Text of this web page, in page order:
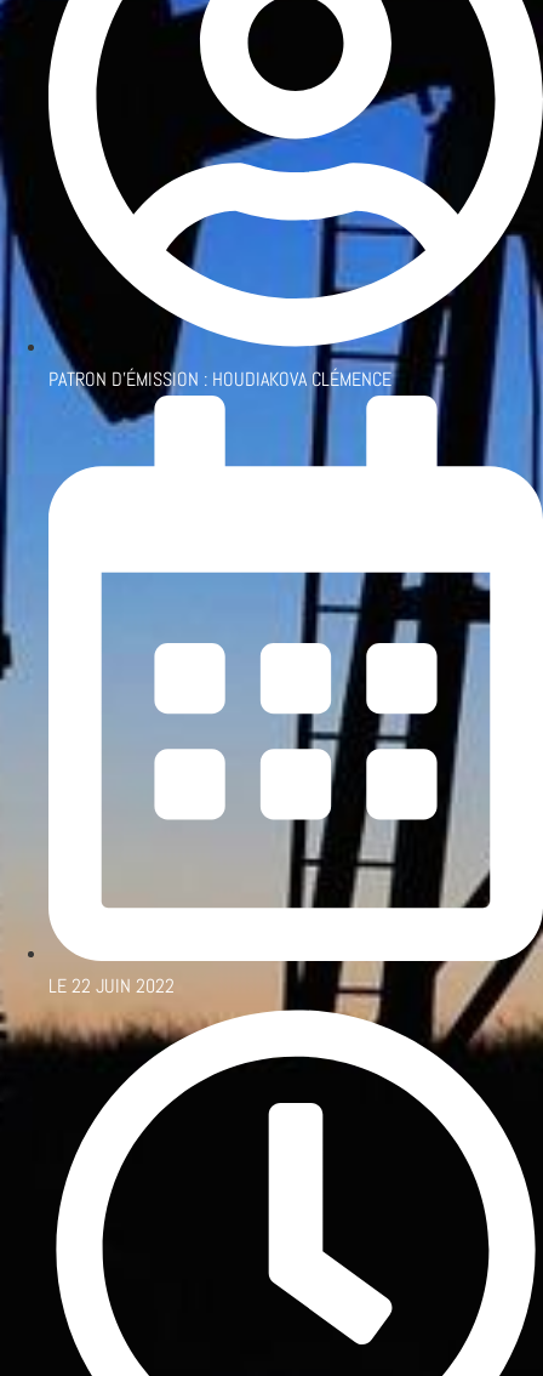
PATRON D'ÉMISSION : HOUDIAKOVA CLÉMENCE
LE22 JUIN 2022